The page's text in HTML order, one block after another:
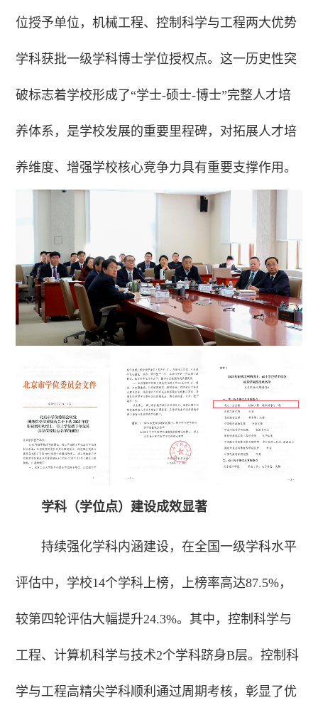
位授予单位，机械工程、控制科学与工程两大优势
学科获批一级学科博士学位授权点。这一历史性突
破标志着学校形成了“学士-硕士-博士”完整人才培
养体系，是学校发展的重要里程碑，对拓展人才培
养维度、增强学校核心竞争力具有重要支撑作用。
学科（学位点）建设成效显著
持续强化学科内涵建设，在全国一级学科水平
评估中，学校14个学科上榜，上榜率高达87.5%，
较第四轮评估大幅提升24.3%。其中，控制科学与
工程、计算机科学与技术2个学科跻身B层。控制科
学与工程高精尖学科顺利通过周期考核，彰显了优